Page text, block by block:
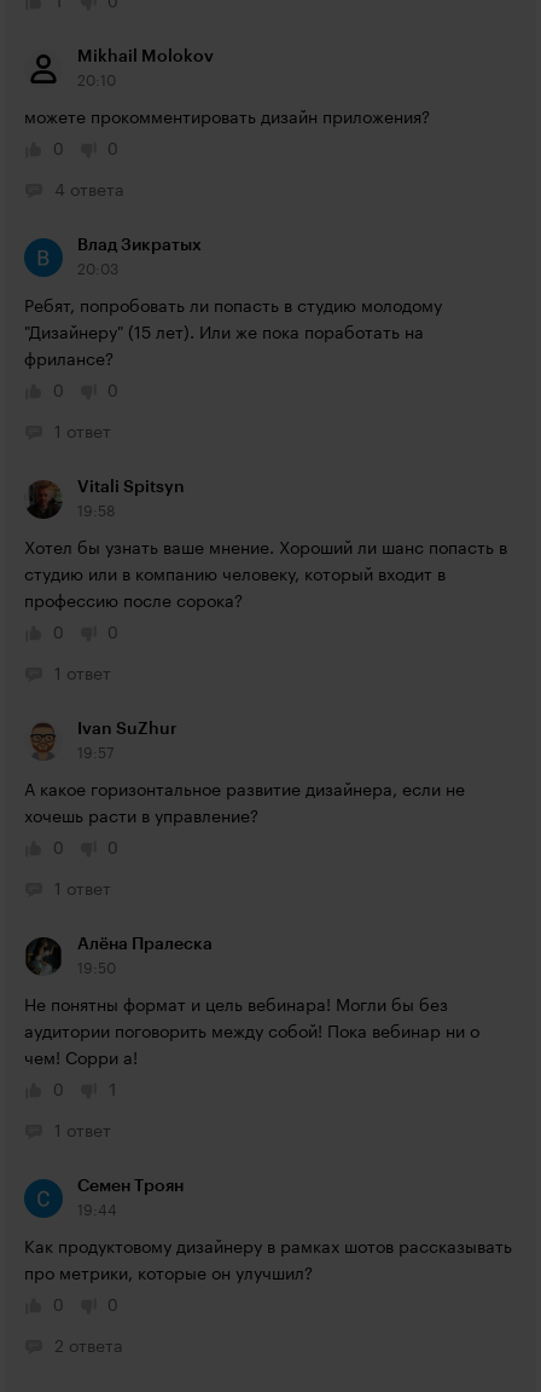
Mikhail Molokov
20:10
можете прокомментировать дизайн приложения?
0
0
4 ответа
Влад Зикратых
20:03
Ребят, попробовать ли попасть в студию молодому
"Дизайнеру" (15 лет). Или же пока поработать на
фрилансе?
0
0
1 ответ
Vitali Spitsyn
19:58
Хотел бы узнать ваше мнение. Хороший ли шанс попасть в
студию или в компанию человеку, который входит в
профессию после сорока?
0
0
1 ответ
Ivan SuZhur
19:57
А какое горизонтальное развитие дизайнера, если не
хочешь расти в управление?
0
0
1 ответ
Алёна Пралеска
19:50
Не понятны формат и цель вебинара! Могли бы без
аудитории поговорить между собой! Пока вебинар ни о
чем! Сорри а!
0
1
1 ответ
Семен Троян
19:44
Как продуктовому дизайнеру в рамках шотов рассказывать
про метрики, которые он улучшил?
0
0
2 ответа